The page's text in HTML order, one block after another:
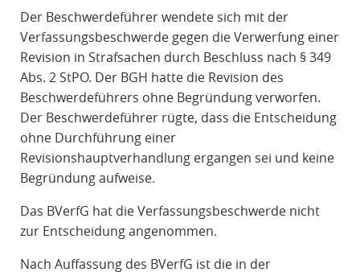
Der Beschwerdeführer wendete sich mit der
Verfassungsbeschwerde gegen die Verwerfung einer
Revision in Strafsachen durch Beschluss nach § 349
Abs. 2 StPO. Der BGH hatte die Revision des
Beschwerdeführers ohne Begründung verworfen.
Der Beschwerdeführer rügte, dass die Entscheidung
ohne Durchführung einer
Revisionshauptverhandlung ergangen sei und keine
Begründung aufweise.
Das BVerfG hat die Verfassungsbeschwerde nicht
zur Entscheidung angenommen.
Nach Auffassung des BVerfG ist die in der